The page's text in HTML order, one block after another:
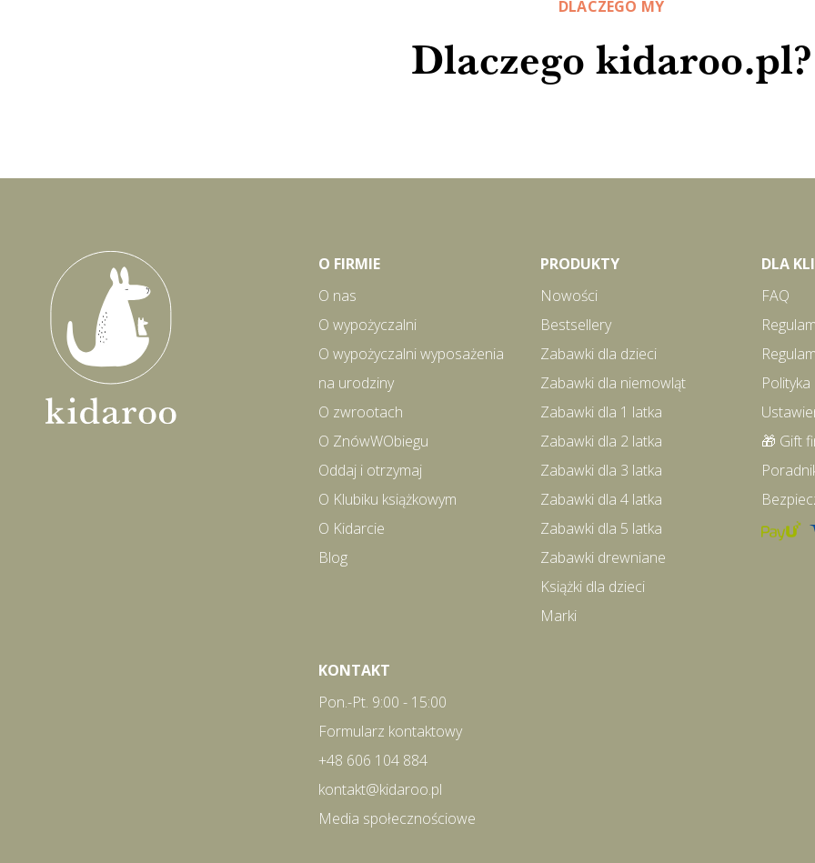
Dlaczego kidaroo.pl?
DLACZEGO MY
O FIRMIE
O nas
O wypożyczalni
O wypożyczalni wyposażenia
na urodziny
O zwrootach
O ZnówWObiegu
Oddaj i otrzymaj
O Klubiku książkowym
O Kidarcie
Blog
PRODUKTY
Nowości
Bestsellery
Zabawki dla dzieci
Zabawki dla niemowląt
Zabawki dla 1 latka
Zabawki dla 2 latka
Zabawki dla 3 latka
Zabawki dla 4 latka
Zabawki dla 5 latka
Zabawki drewniane
Książki dla dzieci
Marki
DLA
FAQ
🎁 Gift
KONTAKT
Pon.-Pt. 9:00 - 15:00
Formularz kontaktowy
+48 606 104 884
kontakt@kidaroo.pl
Media społecznościowe